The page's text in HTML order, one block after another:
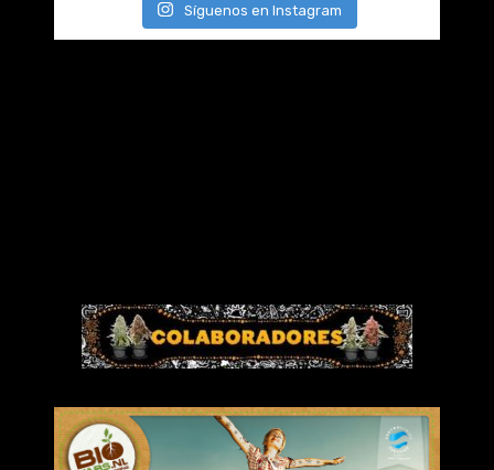
Síguenos en Instagram